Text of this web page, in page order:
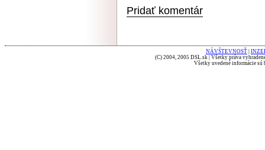
Pridať komentár
NÁVŠTEVNOSŤ
(C) 2004, 2005 DSL.sk | Všetky práva
Všetky uvedené informácie sú